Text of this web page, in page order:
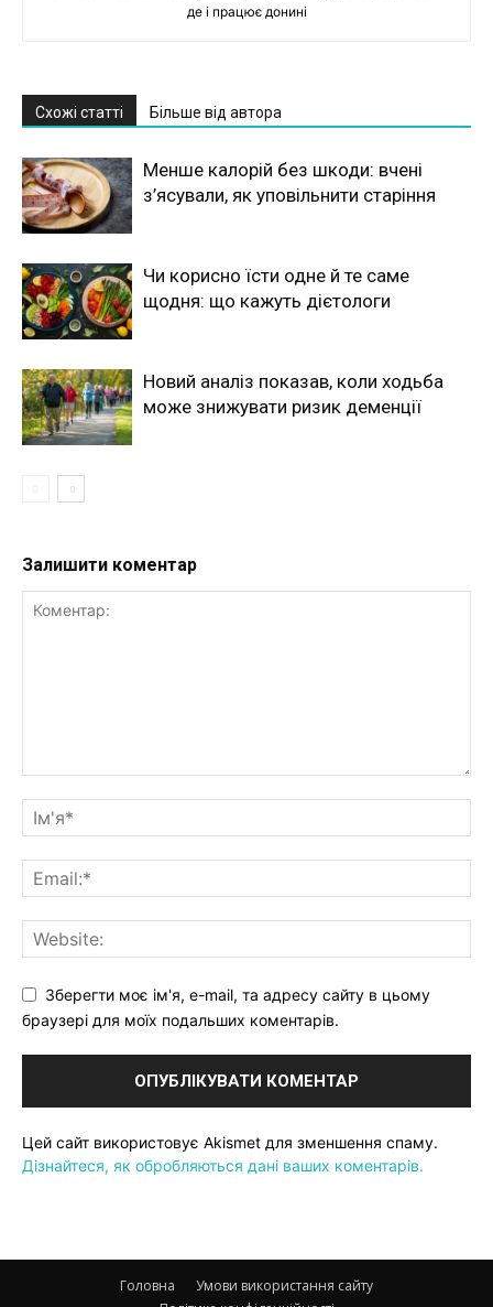
де і працює донині
Схожі статті Більше від автора
Менше калорій без шкоди: вчені
з’ясували, як уповільнити старіння
Чи корисно їсти одне й те саме
щодня: що кажуть дієтологи
Новий аналіз показав, коли ходьба
може знижувати ризик деменції
Залишити коментар
Зберегти моє ім'я, e-mail, та адресу сайту в цьому
браузері для моїх подальших коментарів.
Цей сайт використовує Akismet для зменшення спаму.
Дізнайтеся, як обробляються дані ваших коментарів.
Головна
Умови використання сайту